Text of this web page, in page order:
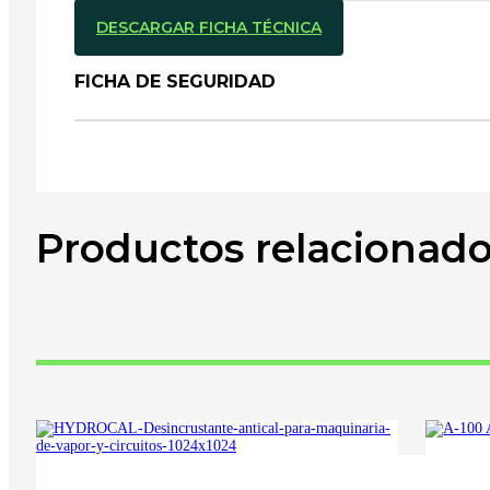
DESCARGAR FICHA TÉCNICA
FICHA DE SEGURIDAD
Productos